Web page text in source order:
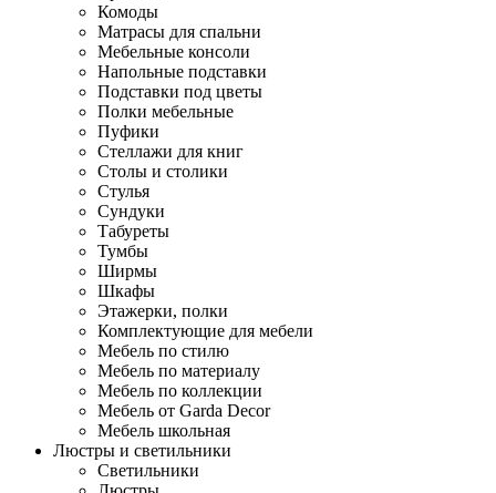
Комоды
Матрасы для спальни
Мебельные консоли
Напольные подставки
Подставки под цветы
Полки мебельные
Пуфики
Стеллажи для книг
Столы и столики
Стулья
Сундуки
Табуреты
Тумбы
Ширмы
Шкафы
Этажерки, полки
Комплектующие для мебели
Мебель по стилю
Мебель по материалу
Мебель по коллекции
Мебель от Garda Decor
Мебель школьная
Люстры и светильники
Светильники